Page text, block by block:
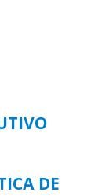
DE